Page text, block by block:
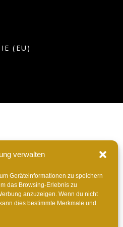
verwalten
Geräteinformationen zu speichern
das Browsing-Erlebnis zu
anzuzeigen. Wenn du nicht
dies bestimmte Merkmale und
(EU)